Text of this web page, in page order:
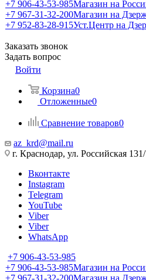
+7 906-43-53-985Магазин на
+7 967-31-32-200Магазин на
+7 952-83-28-915Уст.Центр на
Заказать звонок
Задать вопрос
Войти
Корзина0
Отложенные0
Сравнение товаров0
az_krd@mail.ru
г. Краснодар, ул. Российская
Вконтакте
Instagram
Telegram
YouTube
Viber
Viber
WhatsApp
+7 906-43-53-985
+7 906-43-53-985Магазин на
+7 967-31-32-200Магазин на